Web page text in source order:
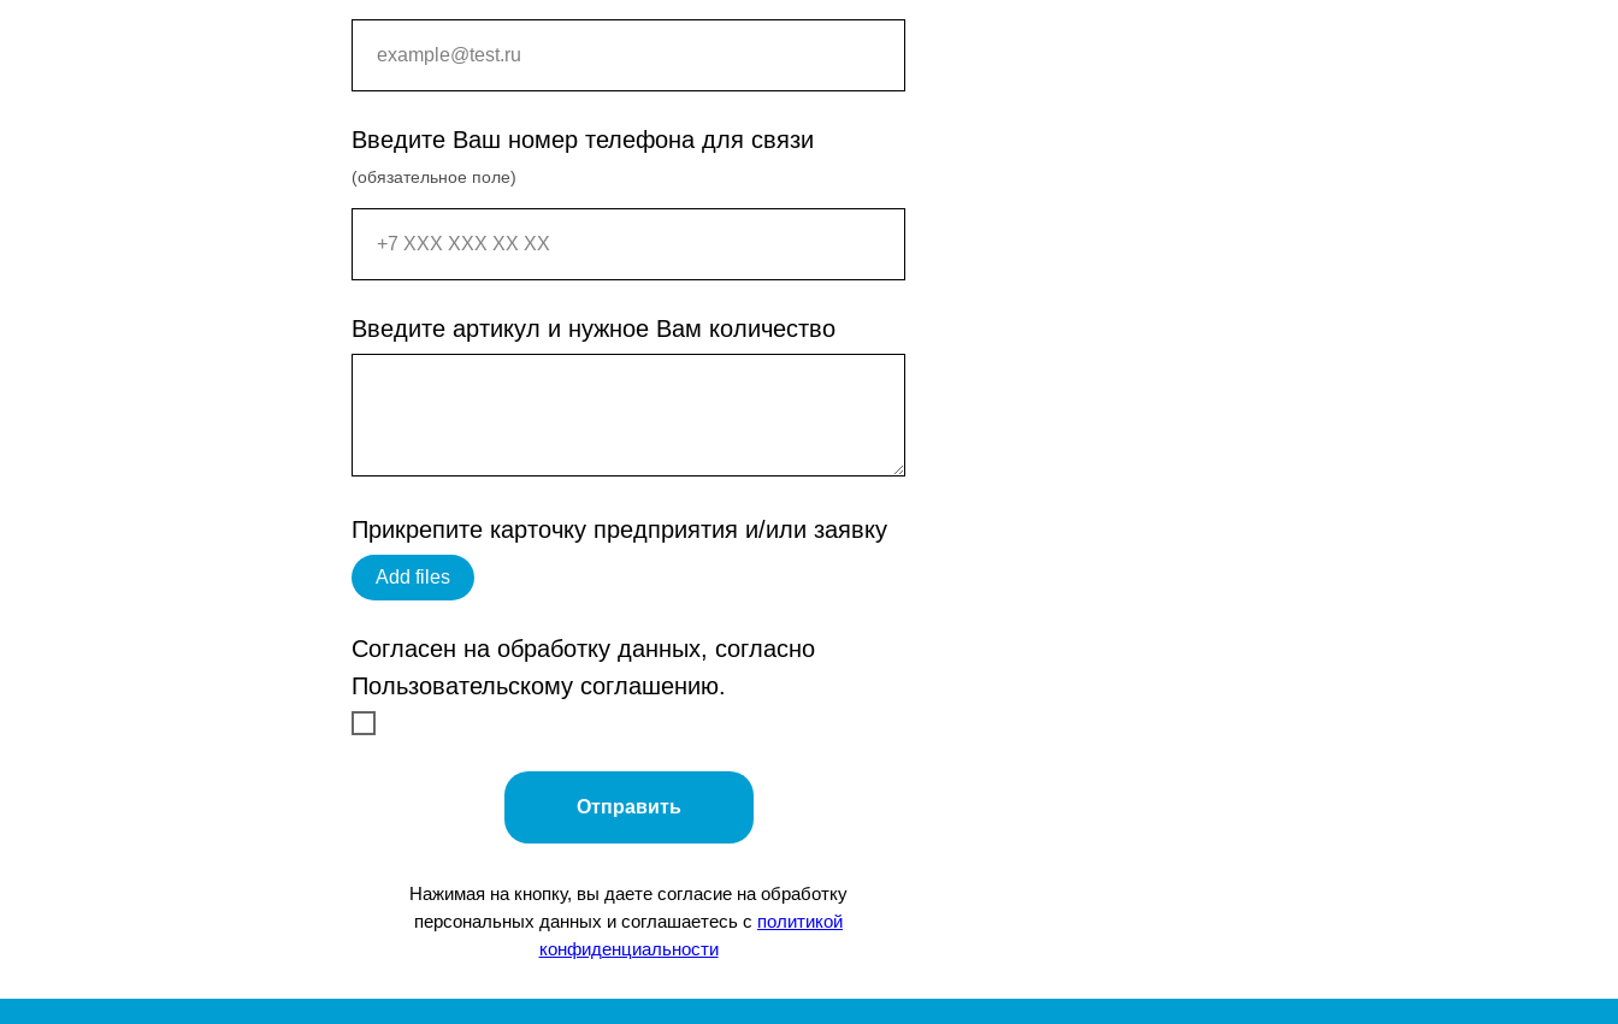
Введите Ваш номер телефона для связи
(обязательное поле)
Введите артикул и нужное Вам количество
Прикрепите карточку предприятия и/или заявку
Add files
Согласен на обработку данных, согласно
Пользовательскому соглашению.
Отправить
Нажимая на кнопку, вы даете согласие на обработку
персональных данных и соглашаетесь c политикой
конфиденциальности